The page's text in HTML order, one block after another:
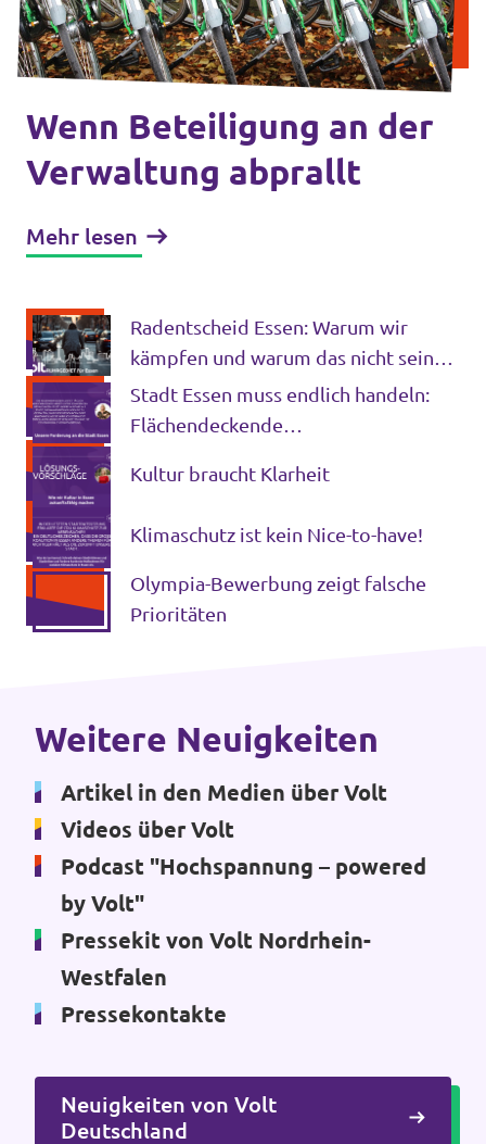
Volt Deutschland Merchandise Shop
Unsere Events
Presse
Jobs bei Volt
Volt in deiner Nähe
Transparenz
Datenschutz
Wenn Beteiligung an der
Verwaltung abprallt
Mehr lesen
Radentscheid Essen: Warum wir
kämpfen und warum das nicht sein
müsste
Stadt Essen muss endlich handeln:
Flächendeckende
Nutzung des Rettungsdienstes ist
Kultur braucht Klarheit
Klimaschutz ist kein Nice-to-have!
Olympia-Bewerbung zeigt falsche
Prioritäten
Weitere Neuigkeiten
Artikel in den Medien über Volt
Videos über Volt
Podcast "Hochspannung – powered
by Volt"
Pressekit von Volt Nordrhein-
Westfalen
Pressekontakte
Neuigkeiten von Volt
Deutschland